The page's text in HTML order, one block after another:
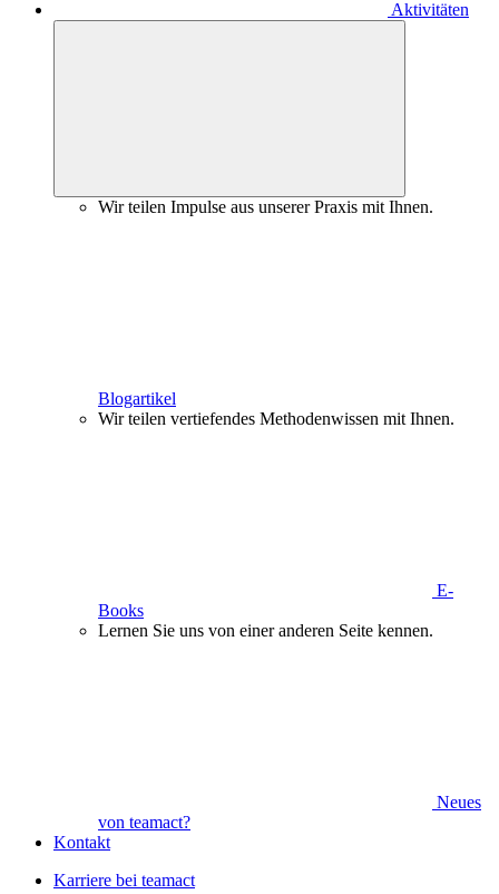
Aktivitäten
Wir teilen Impulse aus unserer Praxis mit Ihnen.
Blogartikel
Wir teilen vertiefendes Methodenwissen mit Ihnen.
E-
Books
Lernen Sie uns von einer anderen Seite kennen.
Neues
von teamact?
Kontakt
Karriere bei teamact